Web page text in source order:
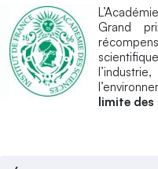
Grand
limite des